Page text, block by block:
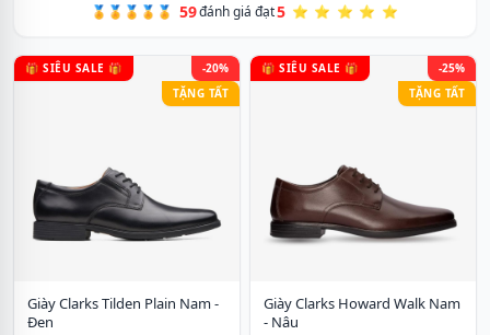
🏅🏅🏅🏅🏅 59đánh giá đạt5 ⭐ ⭐ ⭐ ⭐ ⭐
🎁 SIÊU SALE 🎁
-20%
TẶNG TẤT
Giày Clarks Tilden Plain Nam -
Đen
🎁 SIÊU SALE 🎁
-25%
TẶNG TẤT
Giày Clarks Howard Walk Nam
- Nâu